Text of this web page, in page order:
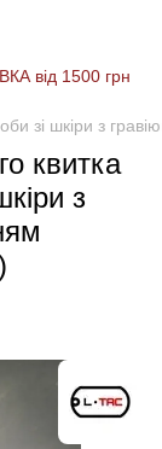
від 1500 грн
зі шкіри з
квитка
з